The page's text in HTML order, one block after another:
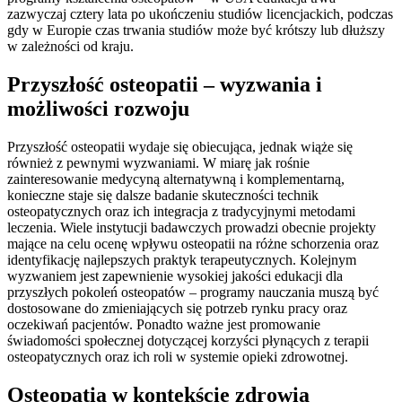
zazwyczaj cztery lata po ukończeniu studiów licencjackich, podczas
gdy w Europie czas trwania studiów może być krótszy lub dłuższy
w zależności od kraju.
Przyszłość osteopatii – wyzwania i
możliwości rozwoju
Przyszłość osteopatii wydaje się obiecująca, jednak wiąże się
również z pewnymi wyzwaniami. W miarę jak rośnie
zainteresowanie medycyną alternatywną i komplementarną,
konieczne staje się dalsze badanie skuteczności technik
osteopatycznych oraz ich integracja z tradycyjnymi metodami
leczenia. Wiele instytucji badawczych prowadzi obecnie projekty
mające na celu ocenę wpływu osteopatii na różne schorzenia oraz
identyfikację najlepszych praktyk terapeutycznych. Kolejnym
wyzwaniem jest zapewnienie wysokiej jakości edukacji dla
przyszłych pokoleń osteopatów – programy nauczania muszą być
dostosowane do zmieniających się potrzeb rynku pracy oraz
oczekiwań pacjentów. Ponadto ważne jest promowanie
świadomości społecznej dotyczącej korzyści płynących z terapii
osteopatycznych oraz ich roli w systemie opieki zdrowotnej.
Osteopatia w kontekście zdrowia